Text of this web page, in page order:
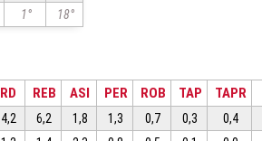
1° 18°
RD REB ASI PER ROB TAP TAPR
4,2 6,2 1,8 1,3 0,7 0,3 0,4